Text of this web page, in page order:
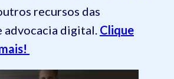
recursos das
advocacia digital. Clique